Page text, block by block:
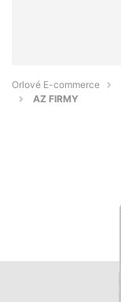
Orlové E-commerce
AZ FIRMY